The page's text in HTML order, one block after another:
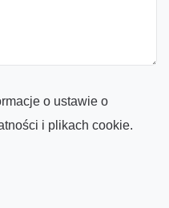
o ustawie o
i plikach cookie.